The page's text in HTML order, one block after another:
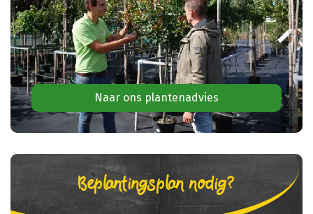
Naar ons plantenadvies
Beplantingsplan nodig?